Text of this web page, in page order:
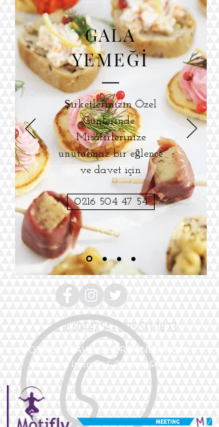
GALA
YEMEĞİ
Şirketlerinizin Özel
Günlerinde
Misafirlerinize
unutulmaz bir eğlence
ve davet için
0216 504 47 54
0216 504 47 54 - 0216511 10 13
MOTIFLY TRAVEL & ORGANIZATION
Meeting & Incentive & Congress & Event